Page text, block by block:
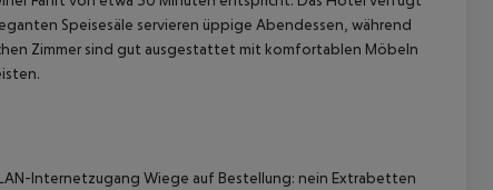
Speisesäle servieren üppige Abendessen, während
Zimmer sind gut ausgestattet mit komfortablen Möbeln
Internetzugang Wiege auf Bestellung: nein Extrabetten